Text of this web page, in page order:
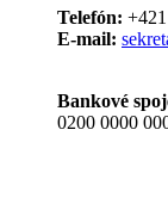
Telefón:
E­‑mail:
Bankové
0200 0000